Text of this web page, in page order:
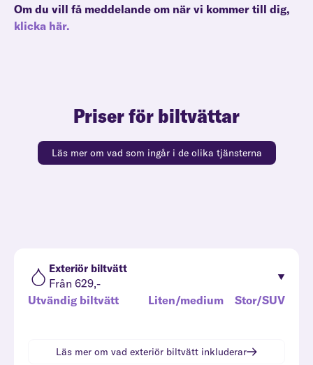
Om du vill få meddelande om när vi kommer till dig,
klicka här.
Priser för biltvättar
Läs mer om vad som ingår i de olika tjänsterna
Exteriör biltvätt
Från 629,-
Utvändig biltvätt
Liten/medium Stor/SUV
Läs mer om vad exteriör biltvätt inkluderar